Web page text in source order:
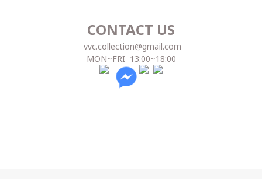
CONTACT US
vvc.collection@gmail.com
MON~FRI 13:00~18:00